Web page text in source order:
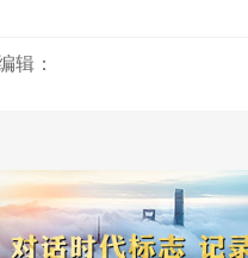
辑：